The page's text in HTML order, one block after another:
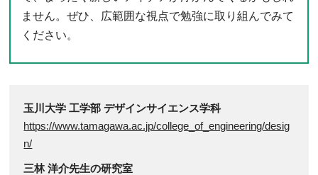
ません。ぜひ、広範囲な視点で勉強に取り組んでみて
ください。
玉川大学 工学部 デザインサイエンス学科
https://www.tamagawa.ac.jp/college_of_engineering/desig
n/
三林 洋介先生の研究室